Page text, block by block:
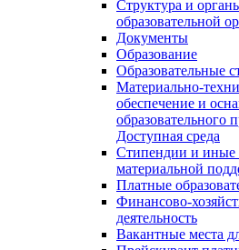
Структура и
образовательной
Документы
Образование
Образовательные
Материально-
обеспечение и
образовательного
Доступная среда
Стипендии и иные
материальной
Платные
Финансово-
деятельность
Вакантные места